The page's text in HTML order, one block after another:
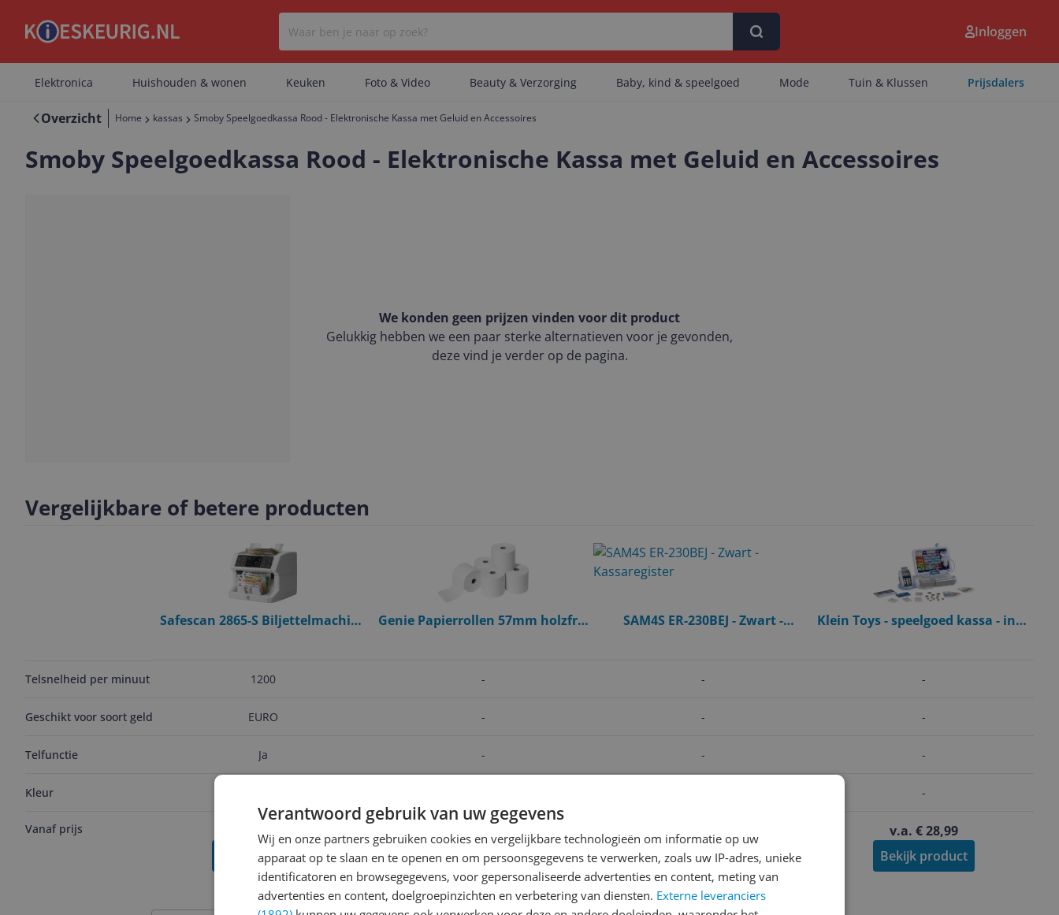
Er zijn geen categorieën gevonden.
Inloggen
Elektronica Huishouden & wonen Keuken Foto & Video Beauty & Verzorging Baby, kind & speelgoed Mode Tuin & Klussen Prijsdalers
Overzicht Home kassas Smoby Speelgoedkassa Rood - Elektronische Kassa met Geluid en Accessoires
Smoby Speelgoedkassa Rood - Elektronische Kassa met Geluid en Accessoires
We konden geen prijzen vinden voor dit product
Gelukkig hebben we een paar sterke alternatieven voor je gevonden,
deze vind je verder op de pagina.
Vergelijkbare of betere producten
Telsnelheid per minuut
Geschikt voor soort geld
Telfunctie
Kleur
Vanaf prijs
Safescan 2865-S Biljettelmachine
1200
EURO
Ja
v.a. € 724,45
Bekijk product
Genie Papierrollen 57mm holzfrei
-
-
-
v.a. € 9,77 -3%
Bekijk product
SAM4S ER-230BEJ - Zwart -
-
-
-
v.a. € 307,38
Bekijk product
Klein Toys - speelgoed kassa - incl.
meerkleurig
-
-
-
-
v.a. € 28,99
Bekijk product
Verantwoord gebruik van uw gegevens
Wij en onze partners gebruiken cookies en vergelijkbare technologieën om informatie op uw
apparaat op te slaan en te openen en om persoonsgegevens te verwerken, zoals uw IP-adres, unieke
identificatoren en browsegegevens, voor gepersonaliseerde advertenties en content, meting van
advertenties en content, doelgroepinzichten en verbetering van diensten. Externe leveranciers